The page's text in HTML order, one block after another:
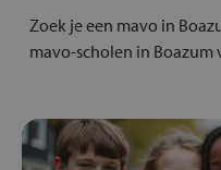
Zoek je een mavo in
mavo-scholen in Boazum